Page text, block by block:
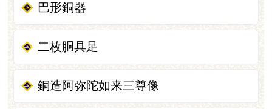
巴形銅器
二枚胴具足
銅造阿弥陀如来三尊像